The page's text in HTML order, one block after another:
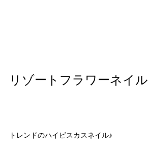
リゾートフラワーネイル
トレンドのハイビスカスネイル♪